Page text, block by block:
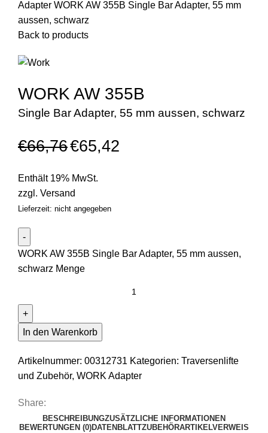
Adapter WORK AW 355B Single Bar Adapter, 55 mm
aussen, schwarz
Back to products
WORK AW 355B
Single Bar Adapter, 55 mm aussen, schwarz
€66,76€65,42
Enthält 19% MwSt.
zzgl. Versand
Lieferzeit: nicht angegeben
WORK AW 355B Single Bar Adapter, 55 mm aussen,
schwarz Menge
In den Warenkorb
Artikelnummer: 00312731 Kategorien: Traversenlifte
und Zubehör, WORK Adapter
Share:
BESCHREIBUNGZUSÄTZLICHE INFORMATIONEN
BEWERTUNGEN (0)DATENBLATTZUBEHÖRARTIKELVERWEIS